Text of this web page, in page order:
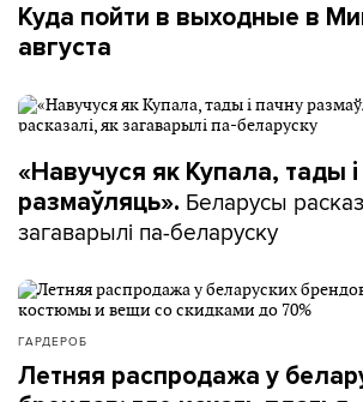
Куда пойти в выходные в
августа
«Навучуся як Купала, тады
размаўляць». Беларусы
загаварылі па-беларуску
ГАРДЕРОБ
Летняя распродажа у